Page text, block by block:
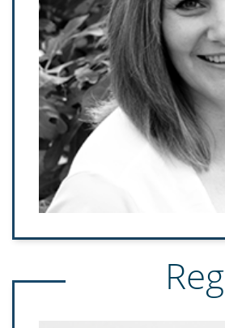
Ha-Ra bietet mir tolle
Motivation und Wertschätzung
und effektive Reinigung mit den
mich heute noch wie vor 25 Jahren
und überall an